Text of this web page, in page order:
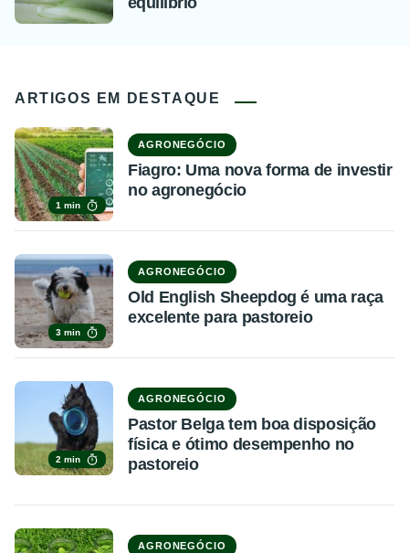
ARTIGOS EM DESTAQUE
1 min
AGRONEGÓCIO
Fiagro: Uma nova forma de investir
no agronegócio
3 min
AGRONEGÓCIO
Old English Sheepdog é uma raça
excelente para pastoreio
2 min
AGRONEGÓCIO
Pastor Belga tem boa disposição
física e ótimo desempenho no
pastoreio
AGRONEGÓCIO